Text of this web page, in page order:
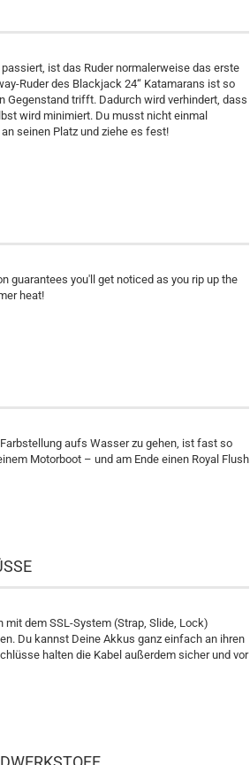
ist das Ruder normalerweise das erste
Ruder des Blackjack 24“ Katamarans ist so
trifft. Dadurch wird verhindert, dass
wird minimiert. Du musst nicht einmal
seinen Platz und ziehe es fest!
guarantees you'll get noticed as you rip up the
heat!
aufs Wasser zu gehen, ist fast so
Motorboot – und am Ende einen Royal Flush
dem SSL-System (Strap, Slide, Lock)
Du kannst Deine Akkus ganz einfach an ihren
halten die Kabel außerdem sicher und vor